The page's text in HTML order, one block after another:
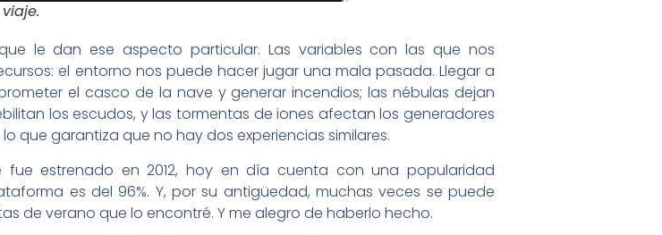
le dan ese aspecto particular. Las variables con las que nos
el entorno nos puede hacer jugar una mala pasada. Llegar a
el casco de la nave y generar incendios; las nébulas dejan
los escudos, y las tormentas de iones afectan los generadores
que garantiza que no hay dos experiencias similares.
fue estrenado en 2012, hoy en día cuenta con una popularidad
es del 96%. Y, por su antigüedad, muchas veces se puede
de verano que lo encontré. Y me alegro de haberlo hecho.